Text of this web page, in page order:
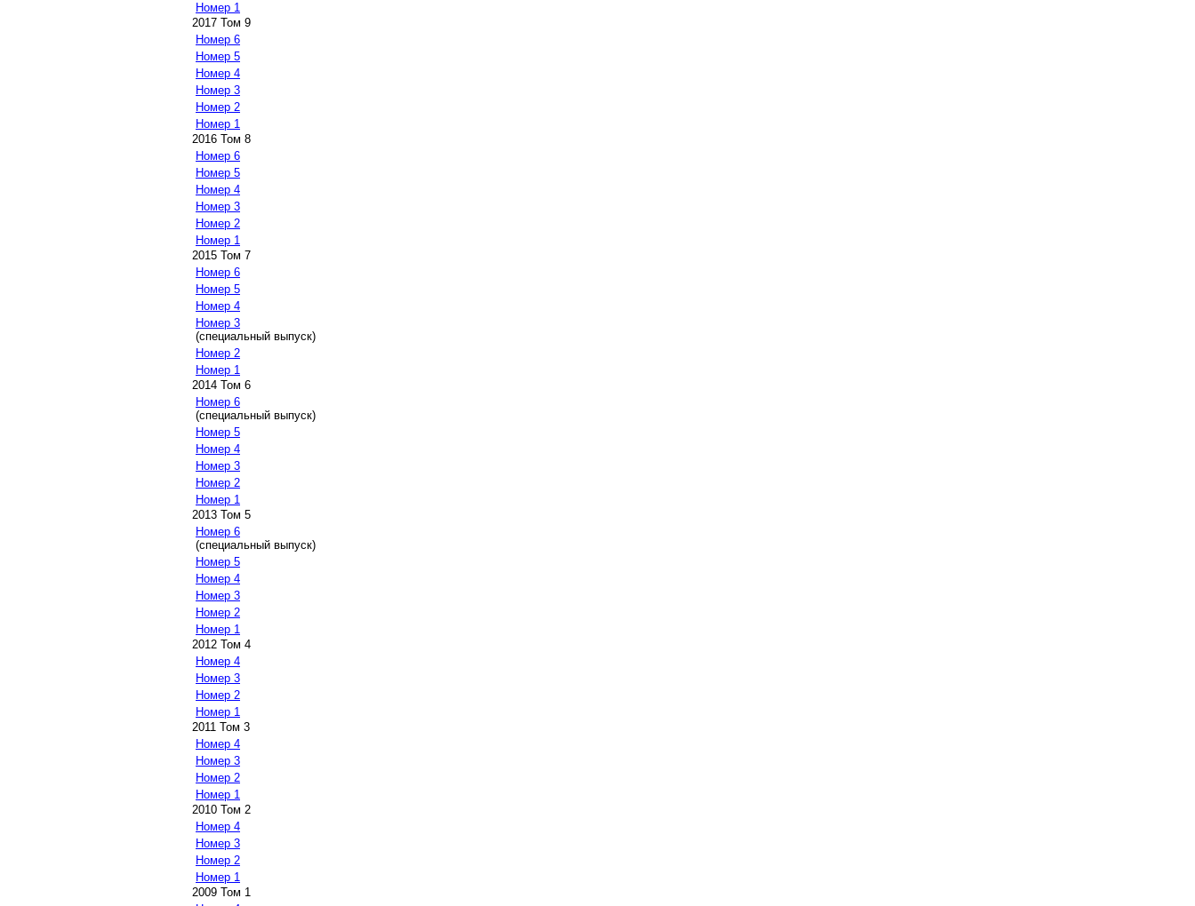
Номер 1
2017 Том 9
Номер 6
Номер 5
Номер 4
Номер 3
Номер 2
Номер 1
2016 Том 8
Номер 6
Номер 5
Номер 4
Номер 3
Номер 2
Номер 1
2015 Том 7
Номер 6
Номер 5
Номер 4
Номер 3
(специальный выпуск)
Номер 2
Номер 1
2014 Том 6
Номер 6
(специальный выпуск)
Номер 5
Номер 4
Номер 3
Номер 2
Номер 1
2013 Том 5
Номер 6
(специальный выпуск)
Номер 5
Номер 4
Номер 3
Номер 2
Номер 1
2012 Том 4
Номер 4
Номер 3
Номер 2
Номер 1
2011 Том 3
Номер 4
Номер 3
Номер 2
Номер 1
2010 Том 2
Номер 4
Номер 3
Номер 2
Номер 1
2009 Том 1